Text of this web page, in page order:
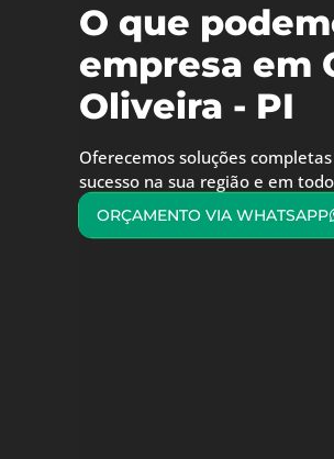
O que
empresa em
Oliveira - PI
Oferecemos soluções
sucesso na sua região e em
ORÇAMENTO VIA WHATSAPP